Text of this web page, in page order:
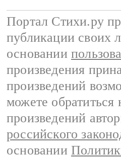
Портал Стихи.ру
публикации своих
основании
произведения
произведений
можете обратиться
произведений
российского
основании